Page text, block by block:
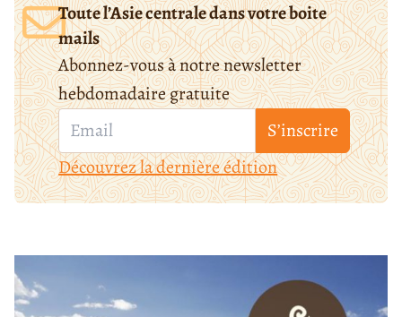
Toute l’Asie centrale dans votre boite
mails
Abonnez-vous à notre newsletter
hebdomadaire gratuite
S’inscrire
Découvrez la dernière édition